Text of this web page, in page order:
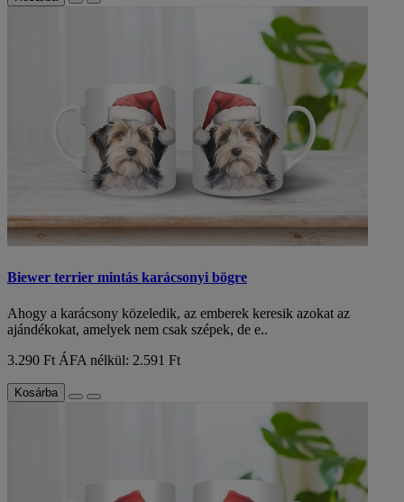
Biewer terrier mintás karácsonyi bögre
Ahogy a karácsony közeledik, az emberek keresik azokat az
ajándékokat, amelyek nem csak szépek, de e..
3.290 Ft ÁFA nélkül: 2.591 Ft
Kosárba